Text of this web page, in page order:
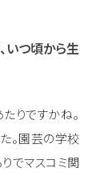
いつ頃から生
りですかね。
。園芸の学校
でマスコミ関